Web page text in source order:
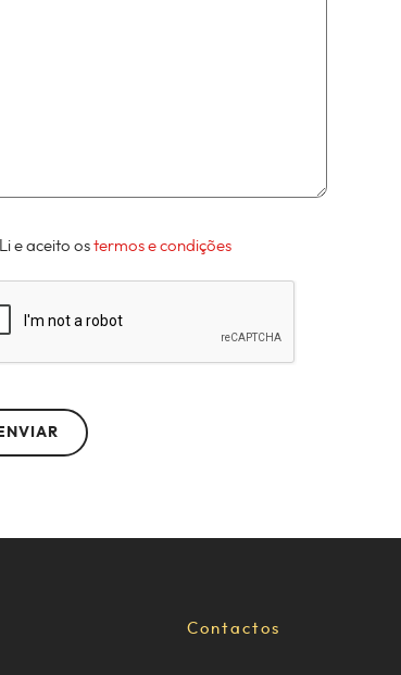
Li e aceito ostermos e condições
Contactos